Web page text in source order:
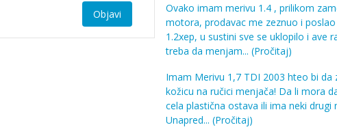
Objavi
Ovako imam merivu 1.4 , prilikom
motora, prodavac me zeznuo i
1.2xep, u sustini sve se uklopilo i ave
treba da menjam... (Pročitaj)
Imam Merivu 1,7 TDI 2003 hteo bi da
kožicu na ručici menjača! Da li mora
cela plastična ostava ili ima neki drugi
Unapred... (Pročitaj)